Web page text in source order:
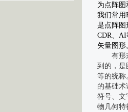
为点阵图
我们常用
是点阵图
CDR、
矢量图形
有形
到的，是
等的统称
的基础术
符号、文
物几何特